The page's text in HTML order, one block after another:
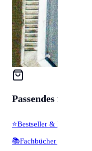
Passendes für
⭐Bestseller & Favoriten
📚Fachbücher & Guides